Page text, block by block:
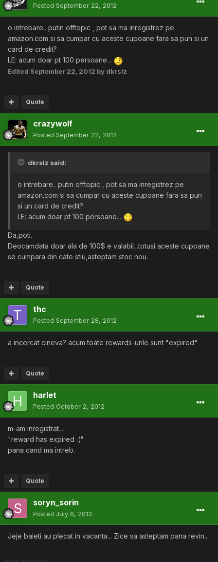
Posted September 22, 2012
o intrebare.. putin offtopic , pot sa ma inregistrez pe
amazon.com si sa cumpar cu aceste cupoane fara sa pun si un
card de credit?
LE: acum doar pt 100 persoane...
Edited September 22, 2012 by dkrslz
Quote
crazywolf
Posted September 22, 2012
dkrslz said:
o intrebare.. putin offtopic , pot sa ma inregistrez pe
amazon.com si sa cumpar cu aceste cupoane fara sa pun
si un card de credit?
LE: acum doar pt 100 persoane...
Da,poti.
Deocamdata doar ala de 100$ e valabil...totusi aceste cupoane
se cumpara din cate stiu,asteptam stoc nou.
Quote
thc
Posted September 28, 2012
a incercat cineva? acum toate rewards-urile sunt "expired"
Quote
harlet
Posted October 2, 2012
m-am inregistrat...
"reward has expired :("
pana cand ma intreb.
Quote
soryn_sorin
Posted July 6, 2013
Jeje baieti au plecat in vacanta... Zice sa asteptam pana revin...